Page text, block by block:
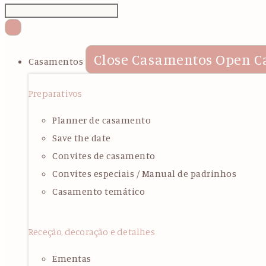
Casamentos Close Casamentos Open
Preparativos
Planner de casamento
Save the date
Convites de casamento
Convites especiais / Manual de padrinhos
Casamento temático
Receção, decoração e detalhes
Ementas